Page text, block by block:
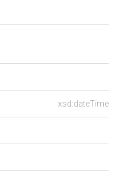
xsd:dateTime